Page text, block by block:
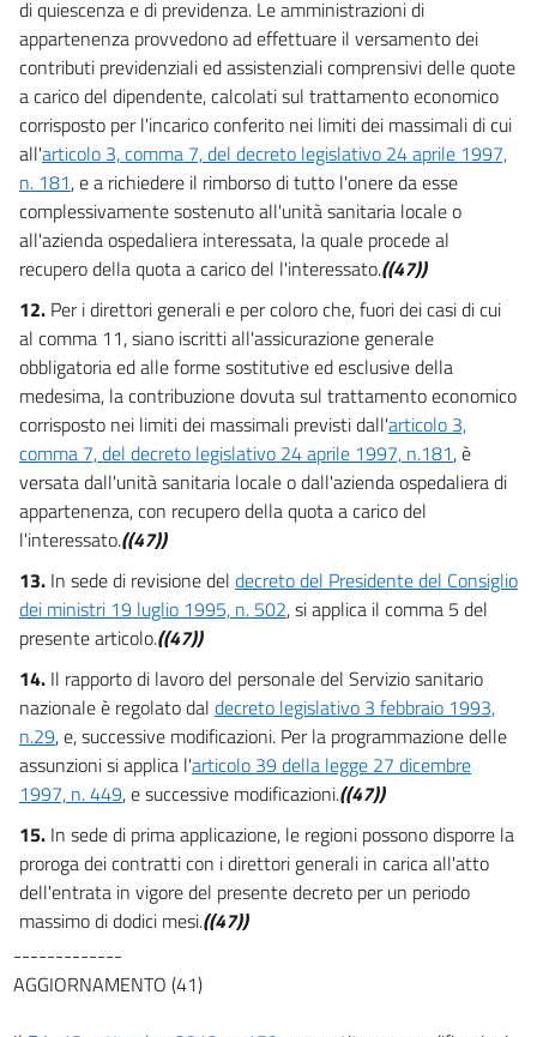
di quiescenza e di previdenza. Le amministrazioni di
appartenenza provvedono ad effettuare il versamento dei
contributi previdenziali ed assistenziali comprensivi delle quote
a carico del dipendente, calcolati sul trattamento economico
corrisposto per l'incarico conferito nei limiti dei massimali di cui
all'articolo 3, comma 7, del decreto legislativo 24 aprile 1997,
n. 181, e a richiedere il rimborso di tutto l'onere da esse
complessivamente sostenuto all'unità sanitaria locale o
all'azienda ospedaliera interessata, la quale procede al
recupero della quota a carico del l'interessato.((47))
12. Per i direttori generali e per coloro che, fuori dei casi di cui
al comma 11, siano iscritti all'assicurazione generale
obbligatoria ed alle forme sostitutive ed esclusive della
medesima, la contribuzione dovuta sul trattamento economico
corrisposto nei limiti dei massimali previsti dall'articolo 3,
comma 7, del decreto legislativo 24 aprile 1997, n.181, è
versata dall'unità sanitaria locale o dall'azienda ospedaliera di
appartenenza, con recupero della quota a carico del
l'interessato.((47))
13. In sede di revisione del decreto del Presidente del Consiglio
dei ministri 19 luglio 1995, n. 502, si applica il comma 5 del
presente articolo.((47))
14. Il rapporto di lavoro del personale del Servizio sanitario
nazionale è regolato dal decreto legislativo 3 febbraio 1993,
n.29, e, successive modificazioni. Per la programmazione delle
assunzioni si applica l'articolo 39 della legge 27 dicembre
1997, n. 449, e successive modificazioni.((47))
15. In sede di prima applicazione, le regioni possono disporre la
proroga dei contratti con i direttori generali in carica all'atto
dell'entrata in vigore del presente decreto per un periodo
massimo di dodici mesi.((47))
-------------
AGGIORNAMENTO (41)